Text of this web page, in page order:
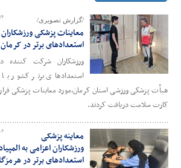
/گزارش تصویری/
معاینات پزشکی ورزشکاران
استعدادهای برتر در
ورزشکاران شرکت کننده
استعدادهای برتر کشور
هیأت پزشکی ورزشی استان کرمان،مورد معاینات پزشکی
کارت سلامت دریافت کردند.
معاینه پزشکی
ورزشکاران اعزامی به
استعدادهای برتر در